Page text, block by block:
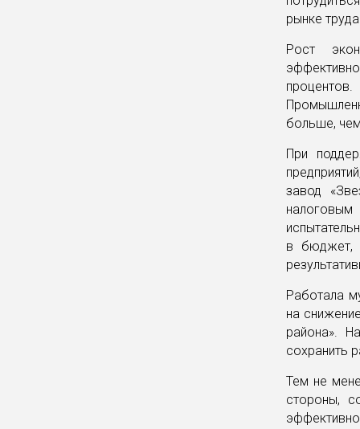
рынке
Рост
больше,
При
завод
налоговым
в бюджет,
Работала
на
района».
сохранить
Тем не
стороны,